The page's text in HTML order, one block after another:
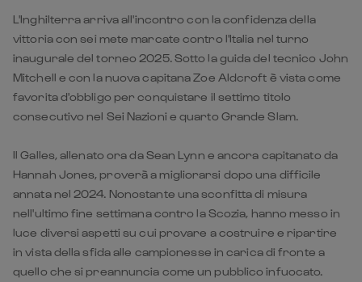
L'Inghilterra arriva all'incontro con la confidenza della
vittoria con sei mete marcate contro l'Italia nel turno
inaugurale del torneo 2025. Sotto la guida del tecnico John
Mitchell e con la nuova capitana Zoe Aldcroft è vista come
favorita d'obbligo per conquistare il settimo titolo
consecutivo nel Sei Nazioni e quarto Grande Slam.
Il Galles, allenato ora da Sean Lynn e ancora capitanato da
Hannah Jones, proverà a migliorarsi dopo una difficile
annata nel 2024. Nonostante una sconfitta di misura
nell'ultimo fine settimana contro la Scozia, hanno messo in
luce diversi aspetti su cui provare a costruire e ripartire
in vista della sfida alle campionesse in carica di fronte a
quello che si preannuncia come un pubblico infuocato.